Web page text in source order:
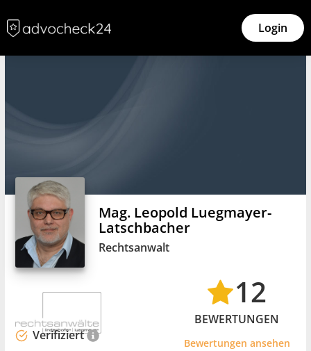
Login
Verifiziert
Mag. Leopold Luegmayer-
Latschbacher
Rechtsanwalt
12
BEWERTUNGEN
Bewertungen ansehen